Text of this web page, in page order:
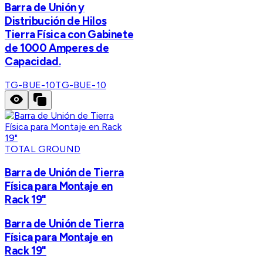
Barra de Unión y
Distribución de Hilos
Tierra Física con Gabinete
de 1000 Amperes de
Capacidad.
TG-BUE-10TG-BUE-10
TOTAL GROUND
Barra de Unión de Tierra
Física para Montaje en
Rack 19"
Barra de Unión de Tierra
Física para Montaje en
Rack 19"